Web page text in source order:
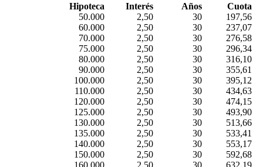
Hipoteca Interés Años
Cuota
50.000
2,50 30
197,56
60.000
2,50 30
237,07
70.000
2,50 30
276,58
75.000
2,50 30
296,34
80.000
2,50 30
316,10
90.000
2,50 30
355,61
100.000
2,50 30
395,12
110.000
2,50 30
434,63
120.000
2,50 30
474,15
125.000
2,50 30
493,90
130.000
2,50 30
513,66
135.000
2,50 30
533,41
140.000
2,50 30
553,17
150.000
2,50 30
592,68
160.000
2,50 30
632,19